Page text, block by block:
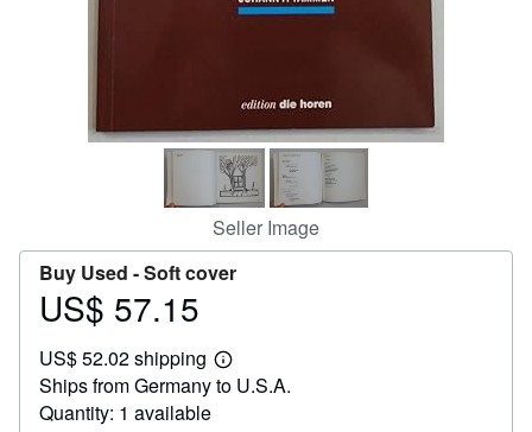
Seller Image
Buy Used -Soft cover
Price
57.15
US$ 57.15
US$ 52.02 shipping
Learn
more
Ships from Germany to U.S.A.
Quantity: 1 available